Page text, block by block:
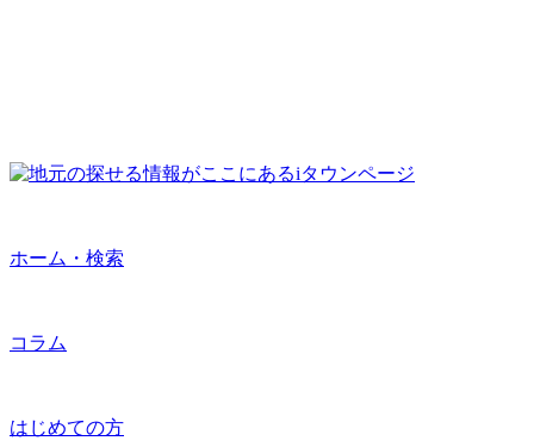
ホーム・検索
コラム
はじめての方